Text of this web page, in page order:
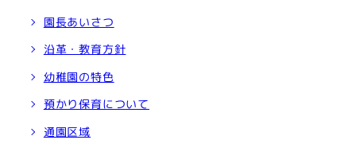
園長あいさつ
沿革・教育方針
幼稚園の特色
預かり保育について
通園区域